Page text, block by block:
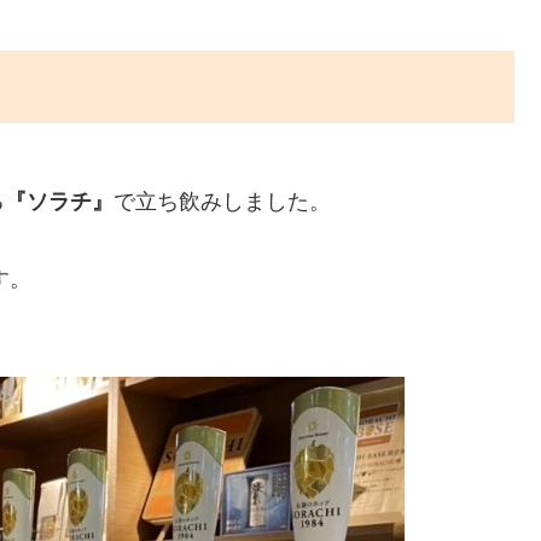
『ソラチ』 で立ち飲みしました。